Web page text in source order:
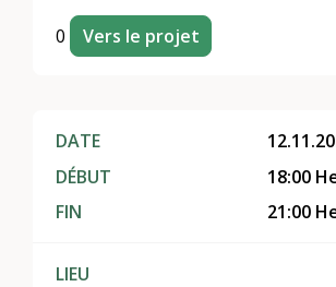
0 Vers le projet
DATE
DÉBUT
FIN
18:00
21:00
LIEU